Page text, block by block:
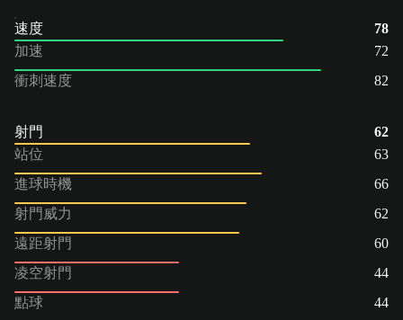
速度
78
加速
72
衝刺速度
82
射門
62
站位
63
進球時機
66
射門威力
62
遠距射門
60
凌空射門
44
點球
44